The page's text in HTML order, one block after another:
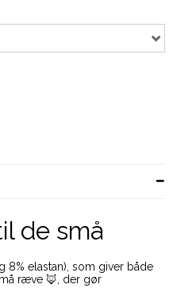
de små
elastan), som giver både
ræve 🦊, der gør